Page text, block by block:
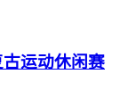
古运动休闲赛